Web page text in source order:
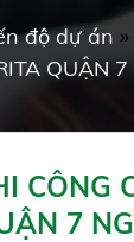
độ dự án »
QUẬN
CÔNG
7